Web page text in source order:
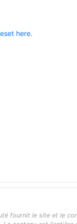
here.
fournit le site et le